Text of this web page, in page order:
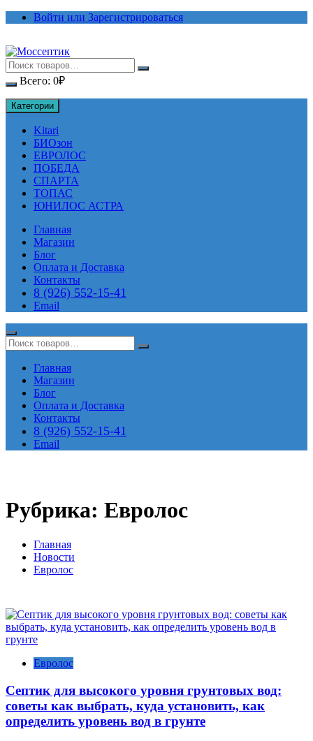
ПерейтиВойти или Зарегистрироваться
Всего: 0₽
Категории
Kitari
БИОзон
ЕВРОЛОС
ПОБЕДА
СПАРТА
ТОПАС
ЮНИЛОС АСТРА
Главная
Магазин
Блог
Оплата и Доставка
Контакты
8 (926) 552-15-41
Email
Главная
Магазин
Блог
Оплата и Доставка
Контакты
8 (926) 552-15-41
Email
Рубрика: Евролос
Главная
Новости
Евролос
Евролос
Септик для высокого уровня грунтовых вод:
советы как выбрать, куда установить, как
определить уровень вод в грунте